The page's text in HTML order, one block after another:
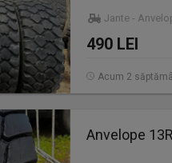
Jante -
490 LEI
Acum 2
Anvelope